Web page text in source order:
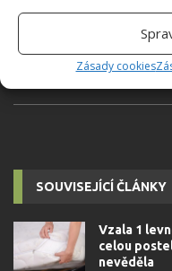
Zásady cookies
SOUVISEJÍCÍ ČLÁNKY
Vzala 1
celou
nevěděla